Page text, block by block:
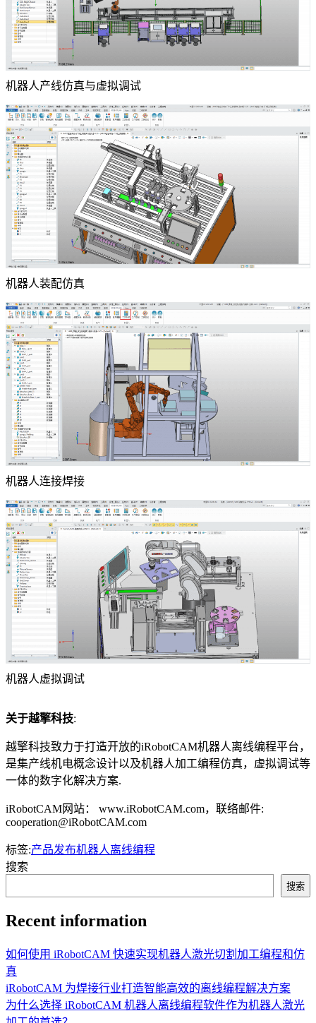
机器人产线仿真与虚拟调试
机器人装配仿真
机器人连接焊接
机器人虚拟调试
关于越擎科技:
越擎科技致力于打造开放的iRobotCAM机器人离线编程平台，
是集产线机电概念设计以及机器人加工编程仿真，虚拟调试等
一体的数字化解决方案.
iRobotCAM网站： www.iRobotCAM.com，联络邮件:
cooperation@iRobotCAM.com
标签:产品发布机器人离线编程
搜索
搜索
Recent information
如何使用 iRobotCAM 快速实现机器人激光切割加工编程和仿
真
iRobotCAM 为焊接行业打造智能高效的离线编程解决方案
为什么选择 iRobotCAM 机器人离线编程软件作为机器人激光